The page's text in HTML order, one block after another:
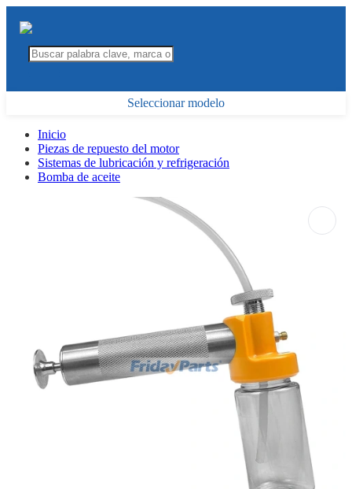
Seleccionar modelo
Inicio
Piezas de repuesto del motor
Sistemas de lubricación y refrigeración
Bomba de aceite